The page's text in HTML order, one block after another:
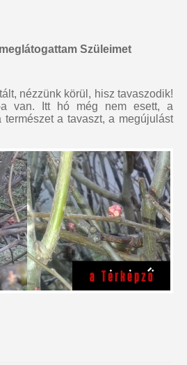
Szüleimet
nézzünk körül, hisz tavaszodik!
van. Itt hó még nem esett, a
természet a tavaszt, a megújulást